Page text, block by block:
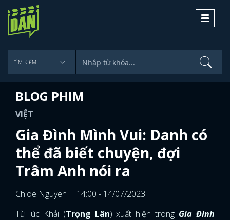
Toggle
BLOG PHIM
VIỆT
Gia Đình Mình Vui: Danh có
thể đã biết chuyện, đợi
Trâm Anh nói ra
Chloe Nguyen
14:00 - 14/07/2023
Từ lúc Khải (Trọng Lân) xuất hiện trong Gia Đình